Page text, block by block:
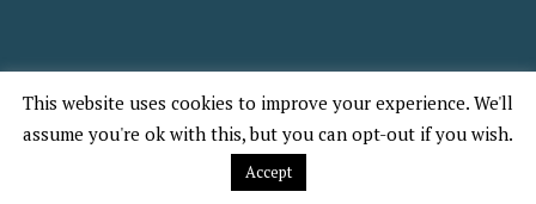
© 2018 Pascal Therme - REPORTAGES PHOTO PARIS
This website uses cookies to improve your experience. We'll
assume you're ok with this, but you can opt-out if you wish.
Accept